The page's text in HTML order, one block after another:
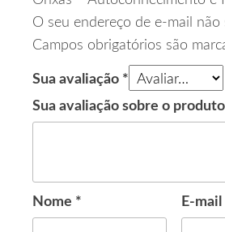
O seu endereço de e-mail não
Campos obrigatórios são
Sua avaliação *
Sua avaliação sobre o produto
Nome * E-mail